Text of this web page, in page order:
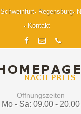
Schweinfurt Regensburg
Kontakt
Öffnungszeiten
Mo - Sa: 09.00 - 20.00